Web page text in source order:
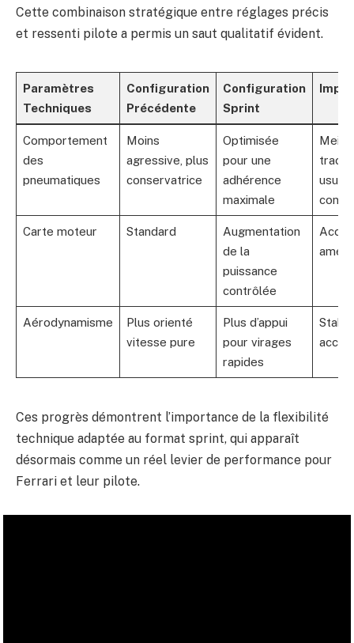
Cette combinaison stratégique entre réglages précis
et ressenti pilote a permis un saut qualitatif évident.
Paramètres
Techniques
Configuration
Précédente
Configuration
Sprint
Comportement
des
pneumatiques
Moins
agressive, plus
conservatrice
Optimisée
pour une
adhérence
maximale
usure
Carte moteur Standard
Augmentation
de la
puissance
contrôlée
Aérodynamisme
Plus orienté
vitesse pure
Plus d’appui
pour virages
rapides
Ces progrès démontrent l’importance de la flexibilité
technique adaptée au format sprint, qui apparaît
désormais comme un réel levier de performance pour
Ferrari et leur pilote.